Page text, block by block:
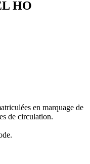
HO
en marquage de
de circulation.